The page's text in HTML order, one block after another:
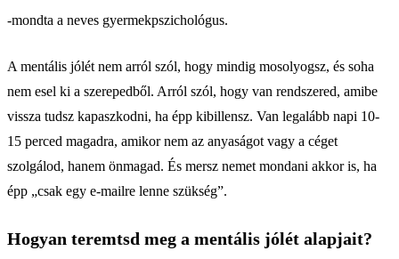
-mondta a neves gyermekpszichológus.
A mentális jólét nem arról szól, hogy mindig mosolyogsz, és soha
nem esel ki a szerepedből. Arról szól, hogy van rendszered, amibe
vissza tudsz kapaszkodni, ha épp kibillensz. Van legalább napi 10-
15 perced magadra, amikor nem az anyaságot vagy a céget
szolgálod, hanem önmagad. És mersz nemet mondani akkor is, ha
épp „csak egy e-mailre lenne szükség”.
Hogyan teremtsd meg a mentális jólét alapjait?